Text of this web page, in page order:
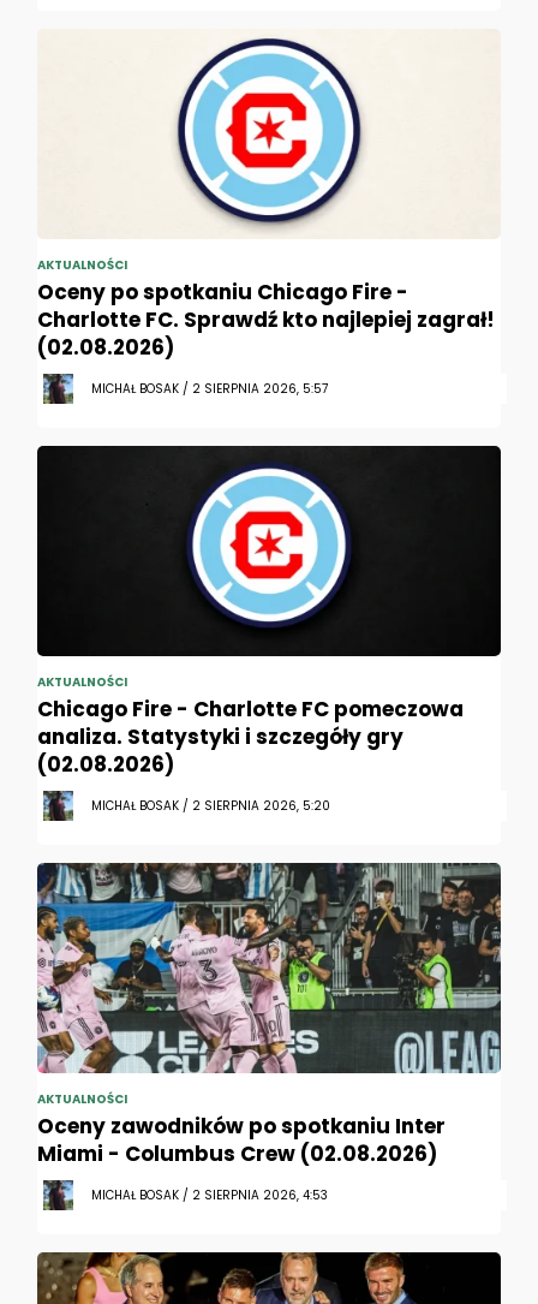
AKTUALNOŚCI
Oceny po spotkaniu Chicago Fire -
Charlotte FC. Sprawdź kto najlepiej zagrał!
(02.08.2026)
MICHAŁ BOSAK / 2 SIERPNIA 2026, 5:57
AKTUALNOŚCI
Chicago Fire - Charlotte FC pomeczowa
analiza. Statystyki i szczegóły gry
(02.08.2026)
MICHAŁ BOSAK / 2 SIERPNIA 2026, 5:20
AKTUALNOŚCI
Oceny zawodników po spotkaniu Inter
Miami - Columbus Crew (02.08.2026)
MICHAŁ BOSAK / 2 SIERPNIA 2026, 4:53